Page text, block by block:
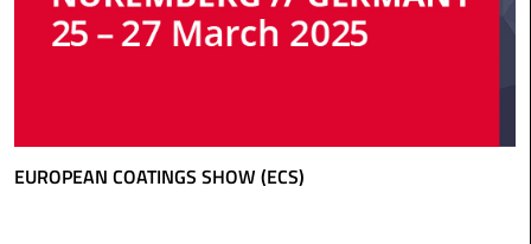
EUROPEAN COATINGS SHOW (ECS)